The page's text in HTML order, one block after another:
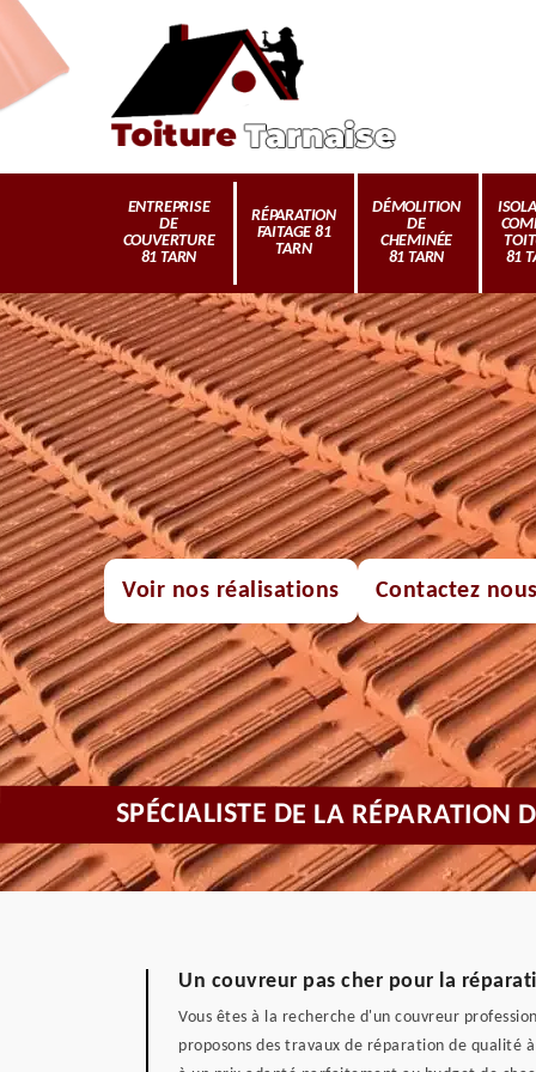
ENTREPRISE
DE
COUVERTURE
81 TARN
RÉPARATION
FAITAGE 81
TARN
DÉMOLITION
DE
CHEMINÉE
81 TARN
81
Voir nos réalisations Contactez nous
SPÉCIALISTE DE LA RÉPARATION
Un couvreur pas cher pour la
Vous êtes à la recherche d'un couvreur
proposons des travaux de réparation de qualité